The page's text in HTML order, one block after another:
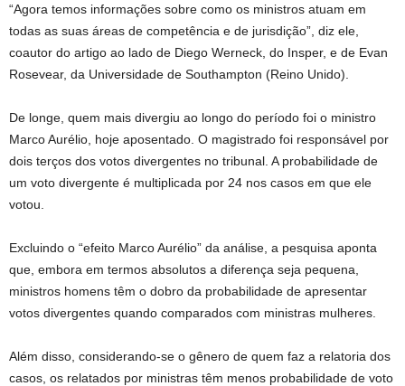
“Agora temos informações sobre como os ministros atuam em
todas as suas áreas de competência e de jurisdição”, diz ele,
coautor do artigo ao lado de Diego Werneck, do Insper, e de Evan
Rosevear, da Universidade de Southampton (Reino Unido).
De longe, quem mais divergiu ao longo do período foi o ministro
Marco Aurélio, hoje aposentado. O magistrado foi responsável por
dois terços dos votos divergentes no tribunal. A probabilidade de
um voto divergente é multiplicada por 24 nos casos em que ele
votou.
Excluindo o “efeito Marco Aurélio” da análise, a pesquisa aponta
que, embora em termos absolutos a diferença seja pequena,
ministros homens têm o dobro da probabilidade de apresentar
votos divergentes quando comparados com ministras mulheres.
Além disso, considerando-se o gênero de quem faz a relatoria dos
casos, os relatados por ministras têm menos probabilidade de voto